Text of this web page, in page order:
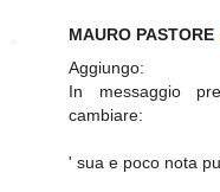
MAURO PASTORE
Aggiungo:
In messaggio
cambiare:
' sua e poco nota